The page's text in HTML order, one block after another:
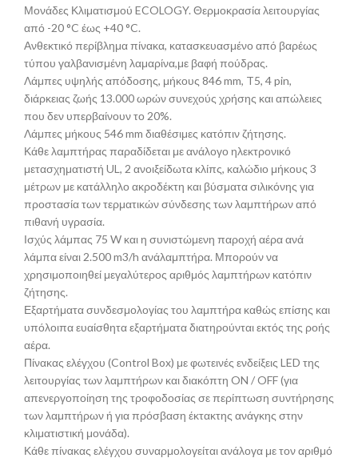
Μονάδες Κλιματισμού ECOLOGY. Θερμοκρασία λειτουργίας
από -20 °C έως +40 °C.
Ανθεκτικό περίβλημα πίνακα, κατασκευασμένο από βαρέως
τύπου γαλβανισμένη λαμαρίνα,με βαφή πούδρας.
Λάμπες υψηλής απόδοσης, μήκους 846 mm, T5, 4 pin,
διάρκειας ζωής 13.000 ωρών συνεχούς χρήσης και απώλειες
που δεν υπερβαίνουν το 20%.
Λάμπες μήκους 546 mm διαθέσιμες κατόπιν ζήτησης.
Κάθε λαμπτήρας παραδίδεται με ανάλογο ηλεκτρονικό
μετασχηματιστή UL, 2 ανοιξείδωτα κλίπς, καλώδιο μήκους 3
μέτρων με κατάλληλο ακροδέκτη και βύσματα σιλικόνης για
προστασία των τερματικών σύνδεσης των λαμπτήρων από
πιθανή υγρασία.
Ισχύς λάμπας 75 W και η συνιστώμενη παροχή αέρα ανά
λάμπα είναι 2.500 m3/h ανάλαμπτήρα. Μπορούν να
χρησιμοποιηθεί μεγαλύτερος αριθμός λαμπτήρων κατόπιν
ζήτησης.
Εξαρτήματα συνδεσμολογίας του λαμπτήρα καθώς επίσης και
υπόλοιπα ευαίσθητα εξαρτήματα διατηρούνται εκτός της ροής
αέρα.
Πίνακας ελέγχου (Control Box) με φωτεινές ενδείξεις LED της
λειτουργίας των λαμπτήρων και διακόπτη ON / OFF (για
απενεργοποίηση της τροφοδοσίας σε περίπτωση συντήρησης
των λαμπτήρων ή για πρόσβαση έκτακτης ανάγκης στην
κλιματιστική μονάδα).
Κάθε πίνακας ελέγχου συναρμολογείται ανάλογα με τον αριθμό